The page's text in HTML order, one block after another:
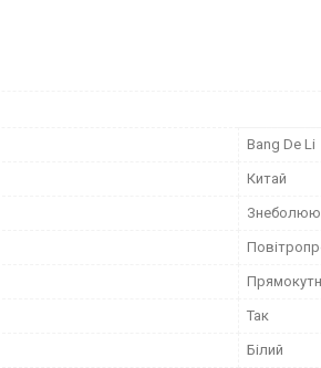
Bang De Li
Китай
Так
Білий